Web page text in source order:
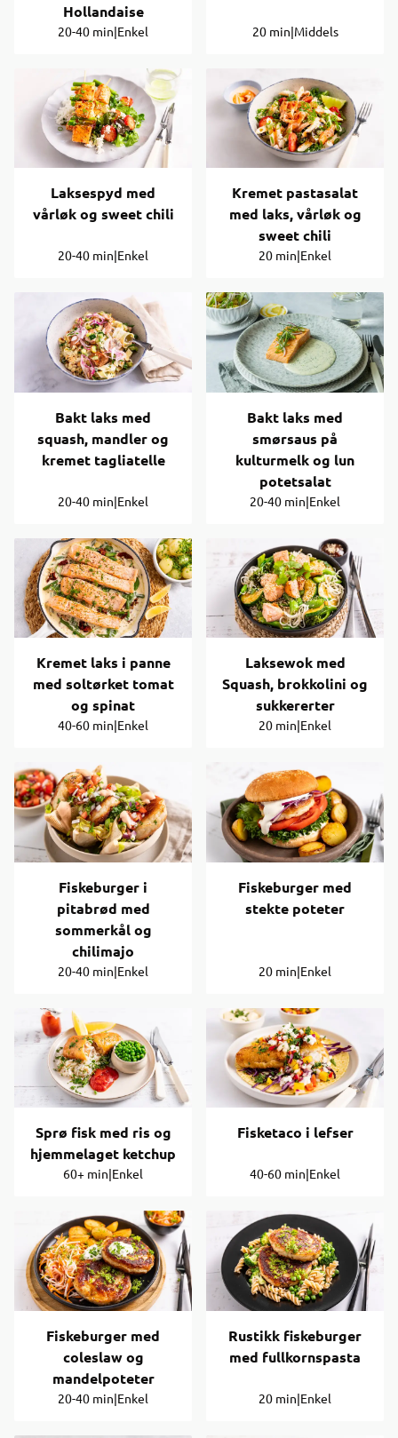
Hollandaise
20-40 min|Enkel 20 min|Middels
Laksespyd med
vårløk og sweet chili
20-40 min|Enkel
Kremet pastasalat
med laks, vårløk og
sweet chili
20 min|Enkel
Bakt laks med
squash, mandler og
kremet tagliatelle
20-40 min|Enkel
Bakt laks med
smørsaus på
kulturmelk og lun
potetsalat
20-40 min|Enkel
Kremet laks i panne
med soltørket tomat
og spinat
40-60 min|Enkel
Laksewok med
Squash, brokkolini og
sukkererter
20 min|Enkel
Fiskeburger i
pitabrød med
sommerkål og
chilimajo
20-40 min|Enkel
Fiskeburger med
stekte poteter
20 min|Enkel
Sprø fisk med ris og
hjemmelaget ketchup
60+ min|Enkel
Fisketaco i lefser
40-60 min|Enkel
Fiskeburger med
coleslaw og
mandelpoteter
20-40 min|Enkel
Rustikk fiskeburger
med fullkornspasta
20 min|Enkel